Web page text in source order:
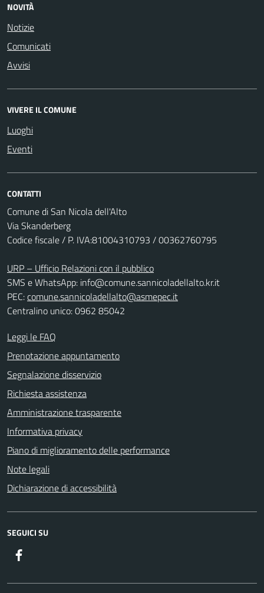
NOVITÀ
Notizie
Comunicati
Avvisi
VIVERE IL COMUNE
Luoghi
Eventi
CONTATTI
Comune di San Nicola dell'Alto
Via Skanderberg
Codice fiscale / P. IVA:81004310793 / 00362760795
URP – Ufficio Relazioni con il pubblico
SMS e WhatsApp: info@comune.sannicoladellalto.kr.it
PEC:comune.sannicoladellalto@asmepec.it
Centralino unico: 0962 85042
Leggi le FAQ
Prenotazione appuntamento
Segnalazione disservizio
Richiesta assistenza
Amministrazione trasparente
Informativa privacy
Piano di miglioramento delle performance
Note legali
Dichiarazione di accessibilità
SEGUICI SU